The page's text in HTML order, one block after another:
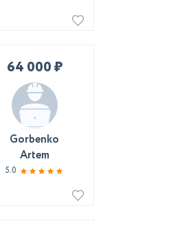
64 000 ₽
Gorbenko
Artem
5.0